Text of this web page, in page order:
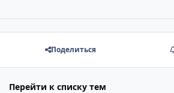
Поделиться
Перейти к списку тем